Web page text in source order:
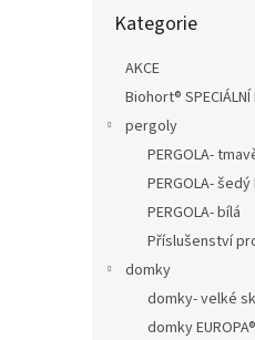
kategorie
Kategorie
AKCE
Biohort® SPECIÁLNÍ
pergoly
PERGOLA-
PERGOLA-
PERGOLA- bílá
Příslušenství
domky
domky- velké
domky EUROPA®